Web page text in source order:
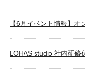
【6月イベント情報】
LOHAS studio 社内研修